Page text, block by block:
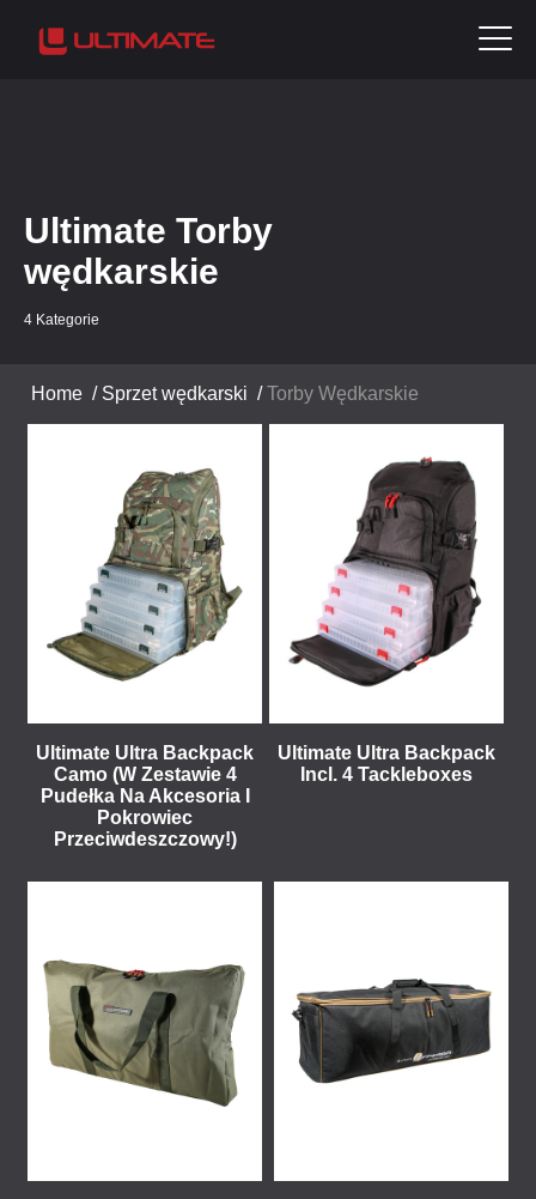
Ultimate Torby
wędkarskie
4 Kategorie
Home / Sprzet wędkarski /Torby Wędkarskie
Ultimate Ultra Backpack
Camo (W Zestawie 4
Pudełka Na Akcesoria I
Pokrowiec
Przeciwdeszczowy!)
Ultimate Ultra Backpack
Incl. 4 Tackleboxes